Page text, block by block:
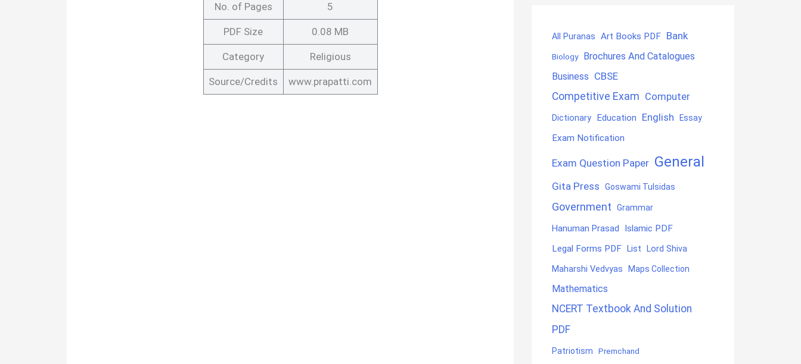
No. of Pages 5
PDF Size 0.08 MB
Category Religious
Source/Credits www.prapatti.com
All Puranas Art Books PDF Bank
Biology
Brochures And Catalogues
Business CBSE
Competitive Exam Computer
Dictionary Education English Essay
Exam Notification
Exam Question Paper General
Gita Press Goswami Tulsidas
Government Grammar
Hanuman Prasad
Islamic PDF
Legal Forms PDF List Lord Shiva
Maharshi Vedvyas Maps Collection
Mathematics
NCERT Textbook And Solution
PDF
Patriotism Premchand